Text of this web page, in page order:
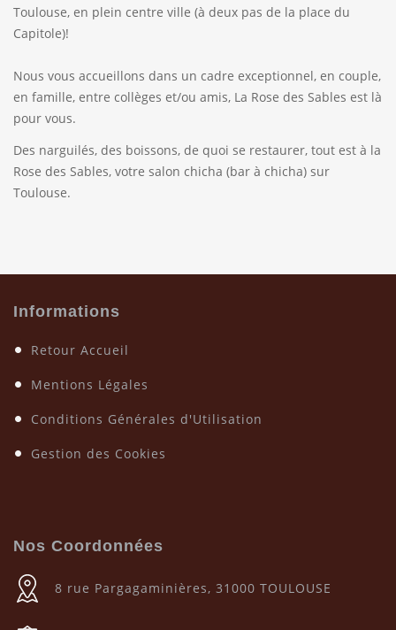
Toulouse, en plein centre ville (à deux pas de la place du
Capitole)!
Nous vous accueillons dans un cadre exceptionnel, en couple,
en famille, entre collèges et/ou amis, La Rose des Sables est là
pour vous.
Des narguilés, des boissons, de quoi se restaurer, tout est à la
Rose des Sables, votre salon chicha (bar à chicha) sur
Toulouse.
Informations
Retour Accueil
Mentions Légales
Conditions Générales d'Utilisation
Gestion des Cookies
Nos Coordonnées
8 rue Pargagaminières, 31000 TOULOUSE